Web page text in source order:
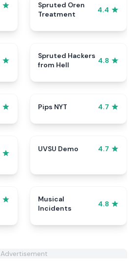
Spruted Oren
Treatment
4.4
Spruted Hackers
from Hell
4.8
Pips NYT 4.7
UVSU Demo 4.7
Musical
Incidents
4.8
Advertisement